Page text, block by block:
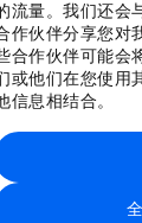
流量。我们还会
作伙伴分享您对
合作伙伴可能会
或他们在您使用
信息相结合。
語